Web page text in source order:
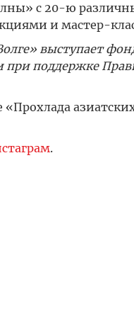
с 20-ю
и мастер-
выступает
при поддержке
.